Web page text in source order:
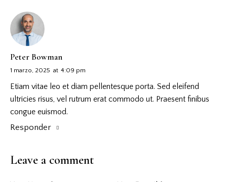
Peter Bowman
1 marzo, 2025 at 4:09 pm
Etiam vitae leo et diam pellentesque porta. Sed eleifend
ultricies risus, vel rutrum erat commodo ut. Praesent finibus
congue euismod.
Responder
Leave a comment